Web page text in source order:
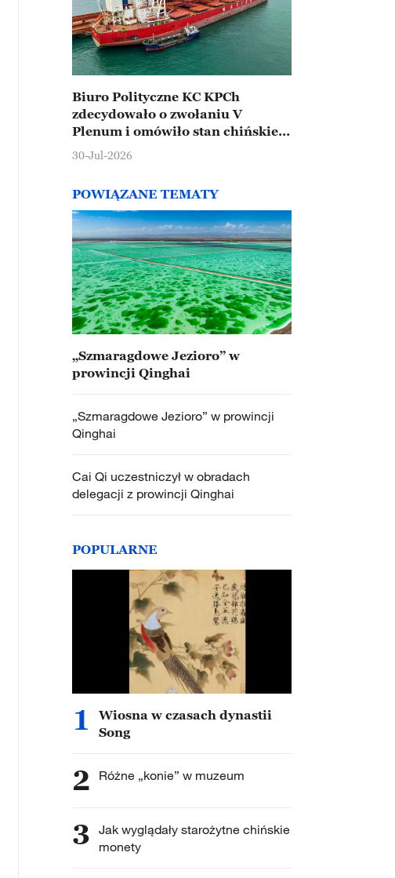
Biuro Polityczne KC KPCh
zdecydowało o zwołaniu V
Plenum i omówiło stan chińskiej
gospodarki
30-Jul-2026
POWIĄZANE TEMATY
„Szmaragdowe Jezioro” w
prowincji Qinghai
„Szmaragdowe Jezioro” w prowincji
Qinghai
Cai Qi uczestniczył w obradach
delegacji z prowincji Qinghai
POPULARNE
1
Wiosna w czasach dynastii
Song
2 Różne „konie” w muzeum
3 Jak wyglądały starożytne chińskie
monety